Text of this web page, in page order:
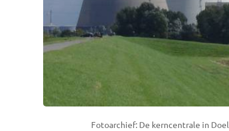
Fotoarchief: De kerncentrale in Doel